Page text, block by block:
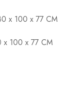
x 100 x 77 CM
100 x 77 CM